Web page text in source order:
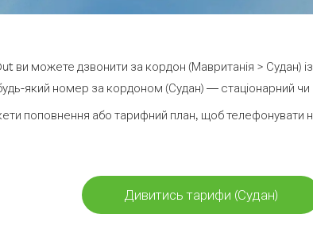
ви можете дзвонити за кордон (Мавританія > Судан)
який номер за кордоном (Судан) — стаціонарний чи
поповнення або тарифний план, щоб телефонувати
Дивитись тарифи (Судан)